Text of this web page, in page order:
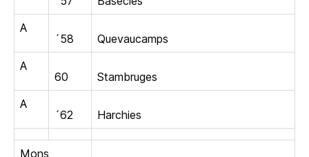
A
´58
Quevaucamps
A
60
Stambruges
A
´62
Harchies
Mons